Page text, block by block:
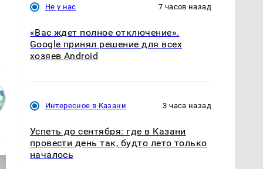
Не у нас 7 часов назад
«Вас ждет полное отключение».
Google принял решение для всех
хозяев Android
Интересное в Казани 3 часа назад
Успеть до сентября: где в Казани
провести день так, будто лето только
началось